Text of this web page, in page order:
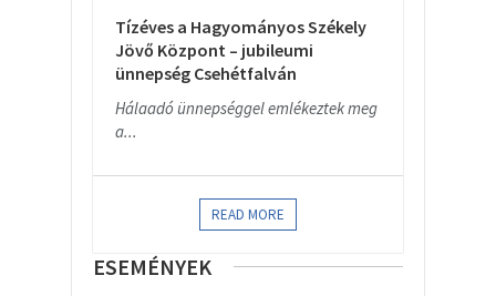
Tízéves a Hagyományos Székely
Jövő Központ – jubileumi
ünnepség Csehétfalván
Hálaadó ünnepséggel emlékeztek meg
a...
READ MORE
ESEMÉNYEK